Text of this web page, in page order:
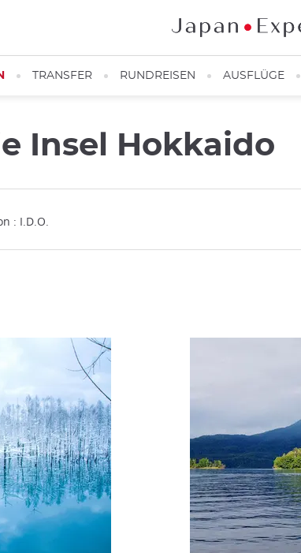
TRANSFER RUNDREISEN AUSFLÜGE
Insel Hokkaido
: I.D.O.